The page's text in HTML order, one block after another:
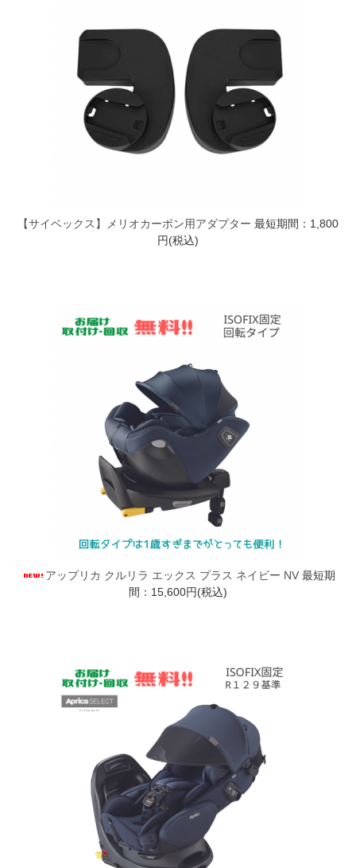
【サイベックス】メリオカーボン用アダプター 最短期間：1,800
円(税込)
アップリカ クルリラ エックス プラス ネイビー NV 最短期
間：15,600円(税込)